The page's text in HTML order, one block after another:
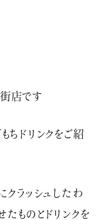
店です
ちドリンクをご紹
クラッシュしたわ
ものとドリンクを